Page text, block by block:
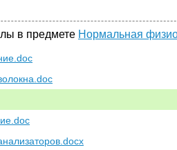
в предмете Нормальная